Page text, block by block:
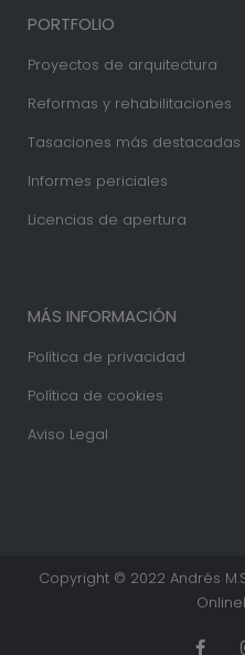
PORTFOLIO
Proyectos de arquitectura
Reformas y rehabilitaciones
Tasaciones más destacadas
Informes periciales
Licencias de apertura
MÁS INFORMACIÓN
Política de privacidad
Política de cookies
Aviso Legal
Copyright © 2022 Andrés